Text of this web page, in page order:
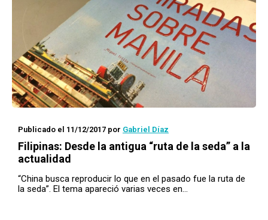
Publicado el 11/12/2017 por Gabriel Díaz
Filipinas: Desde la antigua “ruta de la seda” a la
actualidad
“China busca reproducir lo que en el pasado fue la ruta de
la seda”. El tema apareció varias veces en…